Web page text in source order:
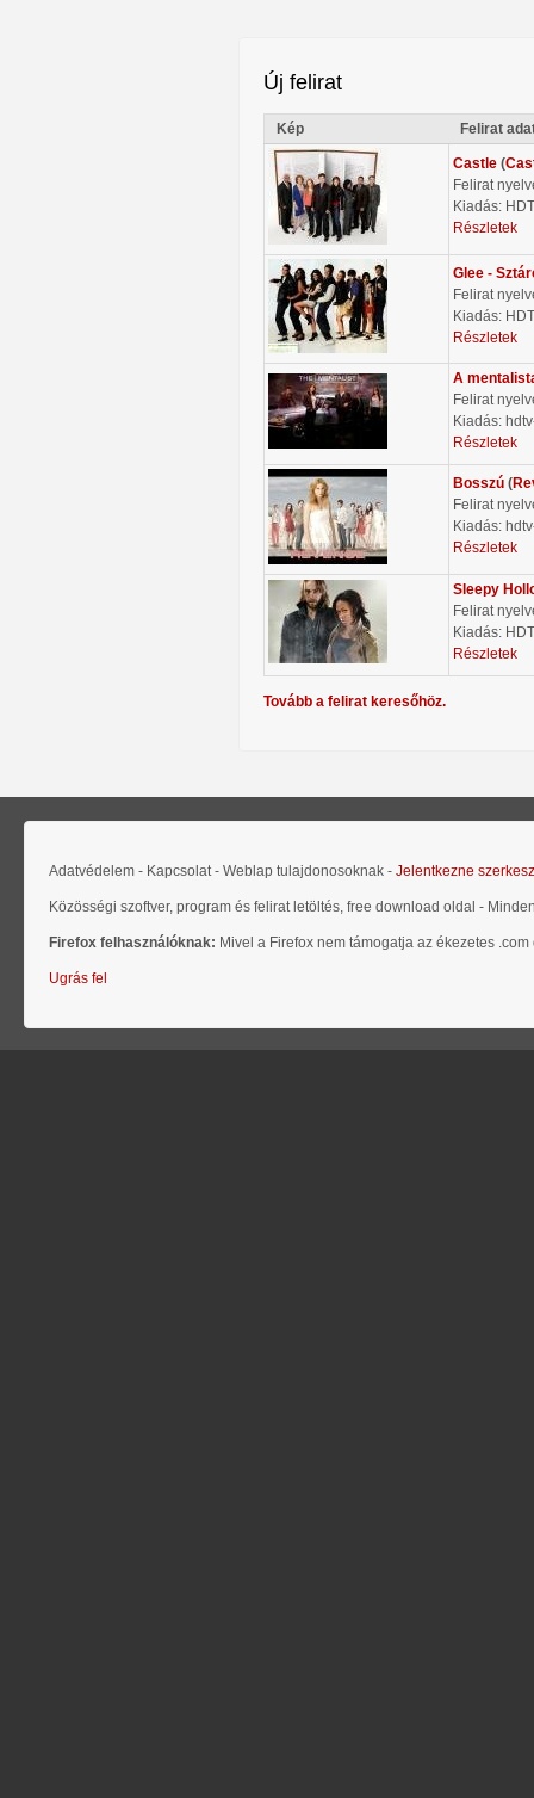
Új felirat
Kép Felirat
Castle (
Felirat
Kiadás:
Részletek
Glee -
Felirat
Kiadás:
Részletek
A
Felirat
Kiadás:
Részletek
Bosszú (
Felirat
Kiadás:
Részletek
Sleepy
Felirat
Kiadás:
Részletek
Tovább a felirat keresőhöz.
Adatvédelem - Kapcsolat - Weblap tulajdonosoknak - Jelentkezne
Közösségi szoftver, program és felirat letöltés, free download oldal -
Firefox felhasználóknak: Mivel a Firefox nem támogatja az ékezetes
Ugrás fel